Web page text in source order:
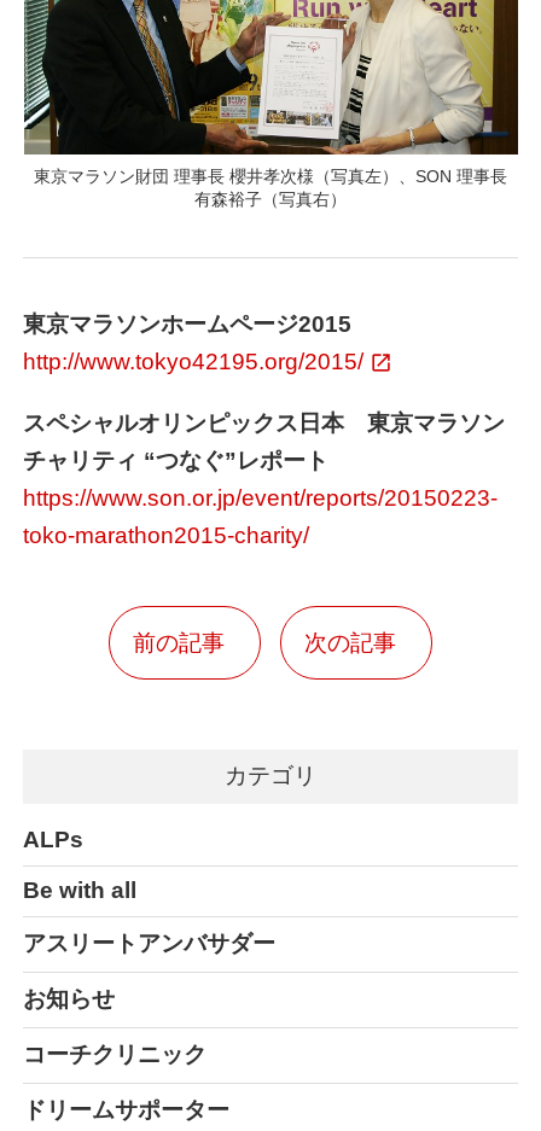
東京マラソン財団 理事長 櫻井孝次様（写真左）、SON 理事長
有森裕子（写真右）
東京マラソンホームページ2015
http://www.tokyo42195.org/2015/
スペシャルオリンピックス日本 東京マラソン
チャリティ “つなぐ”レポート
https://www.son.or.jp/event/reports/20150223-
toko-marathon2015-charity/
前の記事 次の記事
カテゴリ
ALPs
Be with all
アスリートアンバサダー
お知らせ
コーチクリニック
ドリームサポーター